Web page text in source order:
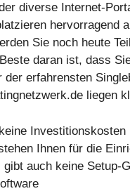
diverse Internet-
hervorragend
Sie noch heute
daran ist, dass
der erfahrensten
liegen
Investitionskosten
Ihnen für die
gibt auch keine Setup-